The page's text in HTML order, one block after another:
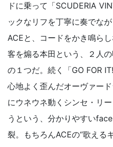
ドに乗って「SCUDERIA
ックなリフを丁寧に奏でな
ACEと、コードをかき鳴ら
客を煽る本田という、２人
の１つだ。続く「GO FOR
心地よく歪んだオーヴァー
にウネウネ動くシンセ・リ
うという、分かりやすい
裂。もちろんACEの“歌える